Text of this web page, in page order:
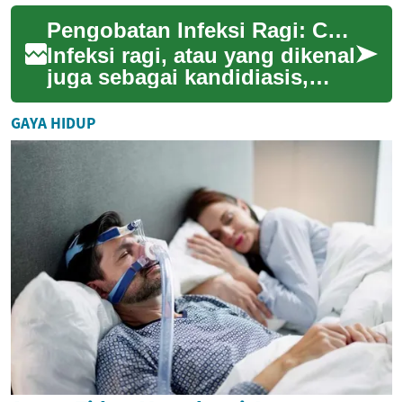
terukur: menggabungkan
pengukuran part...
Pengobatan Infeksi Ragi: Cara Efektif Mengatasi Masalah yang Mengganggu
Infeksi ragi, atau yang dikenal
juga sebagai kandidiasis,
adalah masalah kesehatan
yang cukup umum terjadi,
terutama ...
GAYA HIDUP